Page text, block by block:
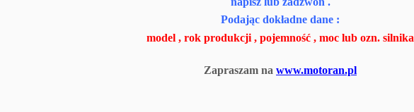
Podając dokładne dane :
model , rok produkcji , pojemność , moc lub ozn. silnika
Zapraszam na www.motoran.pl